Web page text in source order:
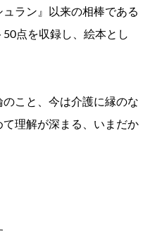
ラン』以来の相棒である
点を収録し、絵本とし
こと、今は介護に縁のな
理解が深まる、いまだか